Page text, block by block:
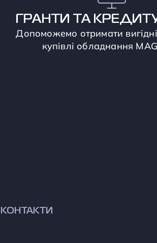
ГРАНТИ ТА
Допоможемо отримати
купівлі обладнання
КОНТАКТИ